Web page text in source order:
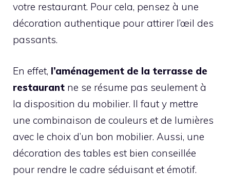
votre restaurant. Pour cela, pensez à une
décoration authentique pour attirer l’œil des
passants.
En effet, l’aménagement de la terrasse de
restaurant ne se résume pas seulement à
la disposition du mobilier. Il faut y mettre
une combinaison de couleurs et de lumières
avec le choix d’un bon mobilier. Aussi, une
décoration des tables est bien conseillée
pour rendre le cadre séduisant et émotif.